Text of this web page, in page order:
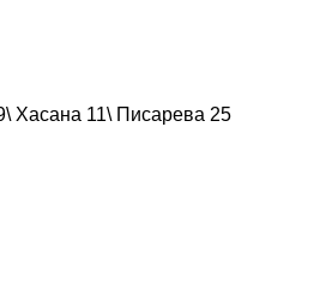
Хасана 11\ Писарева 25